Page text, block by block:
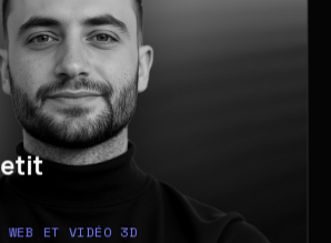
etit
tit
WEB ET VIDÉO 3D